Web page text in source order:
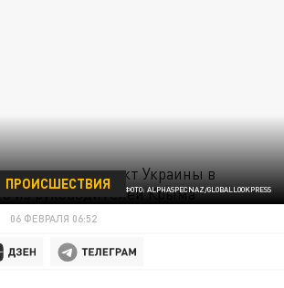
ФОТО: ALPHASPECNAZ/GLOBALLOOKPRESS
ПРОИСШЕСТВИЯ
06 ФЕВРАЛЯ 06:52